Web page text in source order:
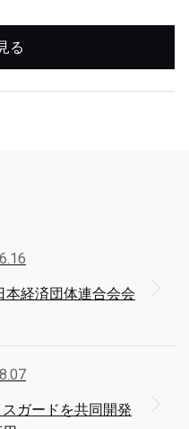
る
本経済団体連合会会
ガードを共同開発